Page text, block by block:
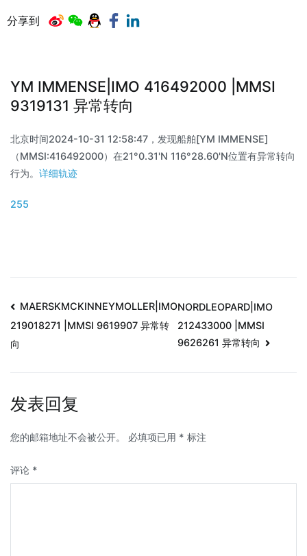
分享到
YM IMMENSE|IMO 416492000 |MMSI
9319131 异常转向
北京时间2024-10-31 12:58:47，发现船舶[YM IMMENSE]
（MMSI:416492000）在21°0.31'N 116°28.60'N位置有异常转向
行为。 详细轨迹
255
MAERSKMCKINNEYMOLLER|IMO
219018271 |MMSI 9619907 异常转
向
NORDLEOPARD|IMO
212433000 |MMSI
9626261 异常转向
发表回复
您的邮箱地址不会被公开。 必填项已用 * 标注
评论 *